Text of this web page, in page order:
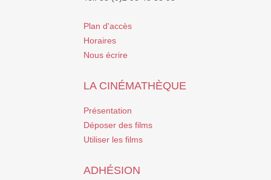
Plan d'accès
Horaires
Nous écrire
LA CINÉMATHÈQUE
Présentation
Déposer des films
Utiliser les films
ADHÉSION